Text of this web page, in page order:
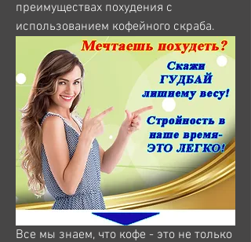
преимуществах похудения с
использованием кофейного скраба.
Все мы знаем, что кофе - это не только